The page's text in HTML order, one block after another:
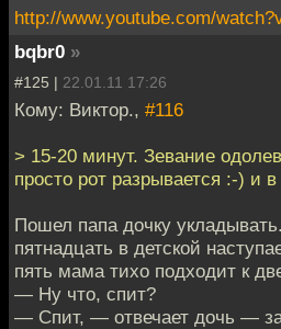
http://www.youtube.com/
bqbr0 »
#125 | 22.01.11 17:26
Кому: Виктор., #116
> 15-20 минут. Зевание
просто рот разрывается :-) и
Пошел папа дочку
пятнадцать в детской
пять мама тихо подходит к
— Ну что, спит?
— Спит, — отвечает дочь —